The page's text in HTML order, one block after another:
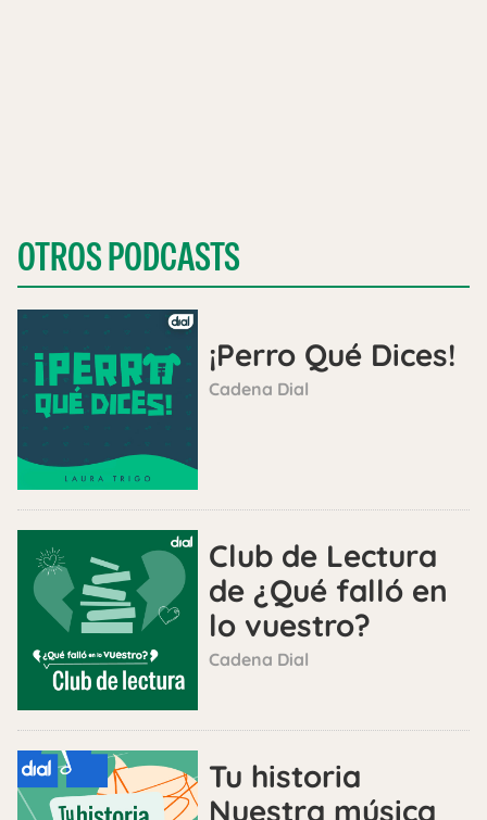
OTROS PODCASTS
¡Perro Qué Dices!
Cadena Dial
Club de Lectura
de ¿Qué falló en
lo vuestro?
Cadena Dial
Tu historia
Nuestra música